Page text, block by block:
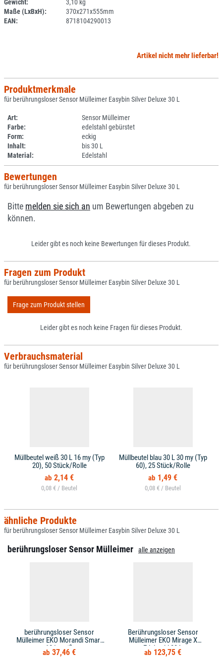
Gewicht:
3,10 kg
Maße (LxBxH):
370x271x555mm
EAN:
8718104290013
Artikel nicht mehr lieferbar!
Produktmerkmale
für berührungsloser Sensor Mülleimer Easybin Silver Deluxe 30 L
Art:
Sensor Mülleimer
Farbe:
edelstahl gebürstet
Form:
eckig
Inhalt:
bis 30 L
Material:
Edelstahl
Bewertungen
für berührungsloser Sensor Mülleimer Easybin Silver Deluxe 30 L
Bitte melden sie sich an um Bewertungen abgeben zu
können.
Leider gibt es noch keine Bewertungen für dieses Produkt.
Fragen zum Produkt
für berührungsloser Sensor Mülleimer Easybin Silver Deluxe 30 L
Frage zum Produkt stellen
Leider gibt es noch keine Fragen für dieses Produkt.
Verbrauchsmaterial
für berührungsloser Sensor Mülleimer Easybin Silver Deluxe 30 L
Müllbeutel weiß 30 L 16 my (Typ
20), 50 Stück/Rolle
2,14 €
0,08 € /
Müllbeutel blau 30 L 30 my (Typ
60), 25 Stück/Rolle
1,49 €
0,08 € /
ähnliche Produkte
für berührungsloser Sensor Mülleimer Easybin Silver Deluxe 30 L
berührungsloser Sensor Mülleimer alle anzeigen
berührungsloser Sensor
Mülleimer EKO Morandi Smart
12 L weiß
37,46 €
Berührungsloser Sensor
Mülleimer EKO Mirage X
Edelstahl 80 L
123,75 €